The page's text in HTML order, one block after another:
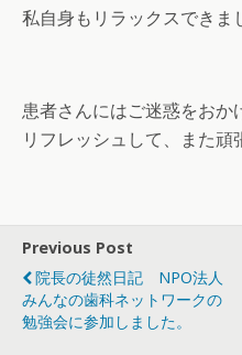
私自身もリラックスできま
患者さんにはご迷惑をお
リフレッシュして、また頑
Previous Post
院長の徒然日記 NPO法人
みんなの歯科ネットワークの
勉強会に参加しました。